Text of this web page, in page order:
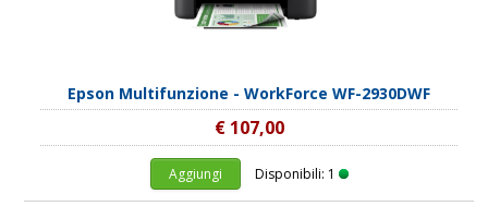
Epson Multifunzione - WorkForce WF-2930DWF
€ 107,00
Aggiungi Disponibili: 1